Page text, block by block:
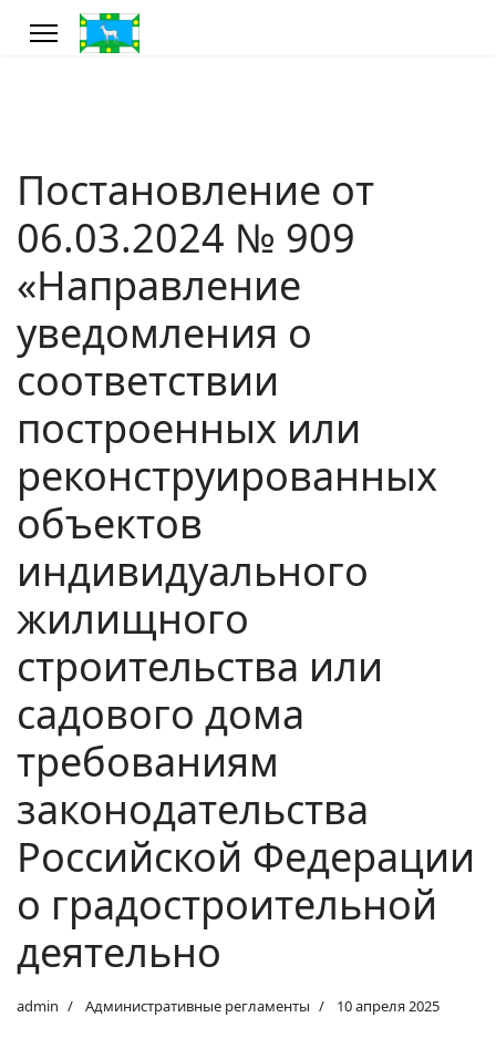
Постановление от
06.03.2024 № 909
«Направление
уведомления о
соответствии
построенных или
реконструированных
объектов
индивидуального
жилищного
строительства или
садового дома
требованиям
законодательства
Российской Федерации
о градостроительной
деятельно
admin Административные регламенты 10 апреля 2025